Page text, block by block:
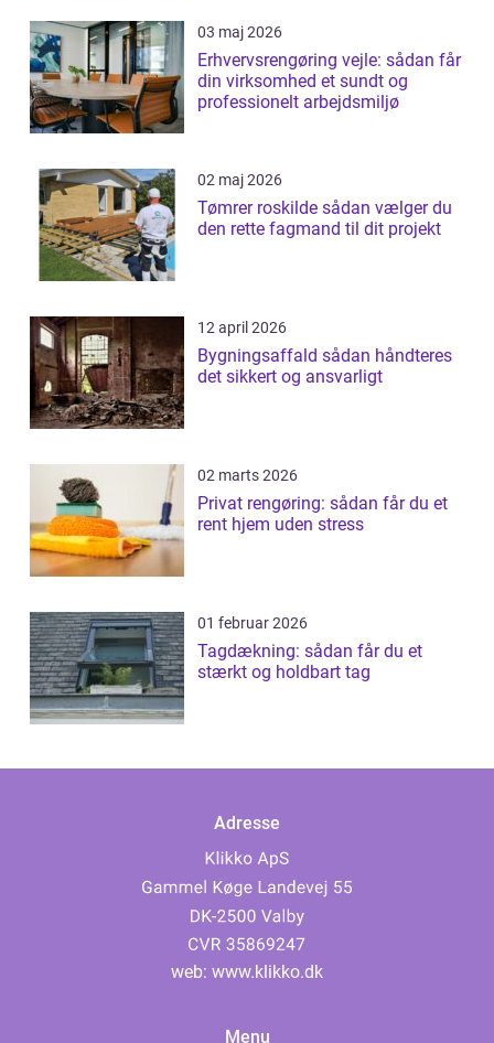
03 maj 2026
Erhvervsrengøring vejle: sådan får
din virksomhed et sundt og
professionelt arbejdsmiljø
02 maj 2026
Tømrer roskilde sådan vælger du
den rette fagmand til dit projekt
12 april 2026
Bygningsaffald sådan håndteres
det sikkert og ansvarligt
02 marts 2026
Privat rengøring: sådan får du et
rent hjem uden stress
01 februar 2026
Tagdækning: sådan får du et
stærkt og holdbart tag
Adresse
web: www.klikko.dk
Menu